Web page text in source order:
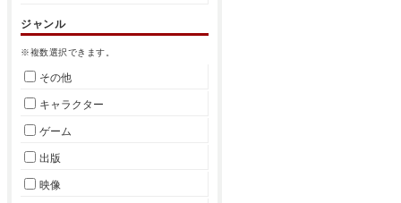
ジャンル
※複数選択できます。
その他
キャラクター
ゲーム
出版
映像